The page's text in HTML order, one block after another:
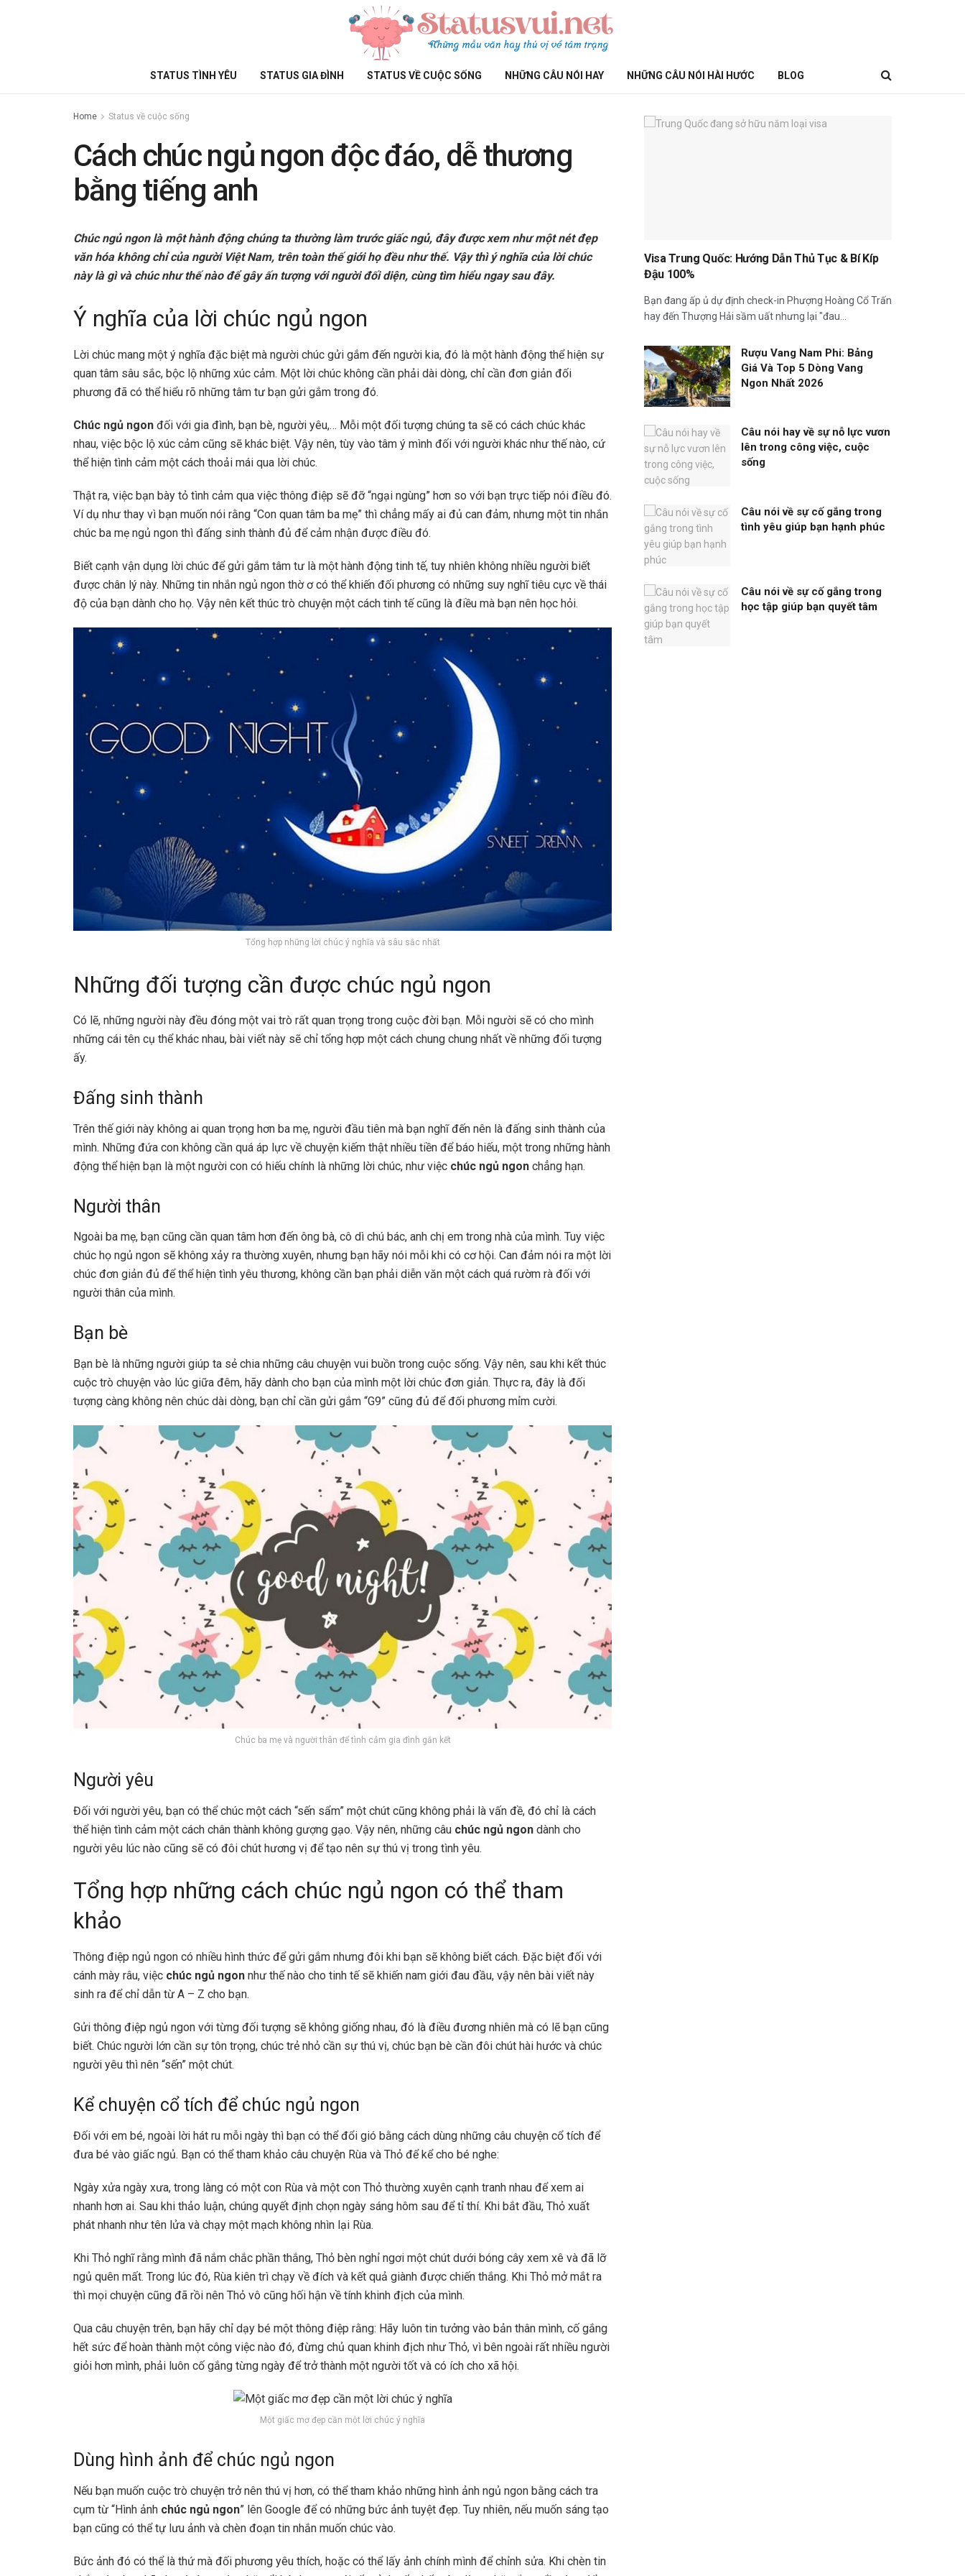
STATUS TÌNH YÊU STATUS GIA ĐÌNH STATUS VỀ CUỘC SỐNG NHỮNG CÂU NÓI HAY NHỮNG CÂU NÓI HÀI HƯỚC BLOG
Home Status về cuộc sống
Cách chúc ngủ ngon độc đáo, dễ thương
bằng tiếng anh
Chúc ngủ ngon là một hành động chúng ta thường làm trước giấc ngủ, đây được xem như một nét đẹp
văn hóa không chỉ của người Việt Nam, trên toàn thế giới họ đều như thế. Vậy thì ý nghĩa của lời chúc
này là gì và chúc như thế nào để gây ấn tượng với người đối diện, cùng tìm hiểu ngay sau đây.
Ý nghĩa của lời chúc ngủ ngon
Lời chúc mang một ý nghĩa đặc biệt mà người chúc gửi gắm đến người kia, đó là một hành động thể hiện sự
quan tâm sâu sắc, bộc lộ những xúc cảm. Một lời chúc không cần phải dài dòng, chỉ cần đơn giản đối
phương đã có thể hiểu rõ những tâm tư bạn gửi gắm trong đó.
Chúc ngủ ngon đối với gia đình, bạn bè, người yêu,… Mỗi một đối tượng chúng ta sẽ có cách chúc khác
nhau, việc bộc lộ xúc cảm cũng sẽ khác biệt. Vậy nên, tùy vào tâm ý mình đối với người khác như thế nào, cứ
thể hiện tình cảm một cách thoải mái qua lời chúc.
Thật ra, việc bạn bày tỏ tình cảm qua việc thông điệp sẽ đỡ “ngại ngùng” hơn so với bạn trực tiếp nói điều đó.
Ví dụ như thay vì bạn muốn nói rằng “Con quan tâm ba mẹ” thì chẳng mấy ai đủ can đảm, nhưng một tin nhắn
chúc ba mẹ ngủ ngon thì đấng sinh thành đủ để cảm nhận được điều đó.
Biết cạnh vận dụng lời chúc để gửi gắm tâm tư là một hành động tinh tế, tuy nhiên không nhiều người biết
được chân lý này. Những tin nhắn ngủ ngon thờ ơ có thể khiến đối phương có những suy nghĩ tiêu cực về thái
độ của bạn dành cho họ. Vậy nên kết thúc trò chuyện một cách tinh tế cũng là điều mà bạn nên học hỏi.
Tổng hợp những lời chúc ý nghĩa và sâu sắc nhất
Những đối tượng cần được chúc ngủ ngon
Có lẽ, những người này đều đóng một vai trò rất quan trọng trong cuộc đời bạn. Mỗi người sẽ có cho mình
những cái tên cụ thể khác nhau, bài viết này sẽ chỉ tổng hợp một cách chung chung nhất về những đối tượng
ấy.
Đấng sinh thành
Trên thế giới này không ai quan trọng hơn ba mẹ, người đầu tiên mà bạn nghĩ đến nên là đấng sinh thành của
mình. Những đứa con không cần quá áp lực về chuyện kiếm thật nhiều tiền để báo hiếu, một trong những hành
động thể hiện bạn là một người con có hiếu chính là những lời chúc, như việc chúc ngủ ngon chẳng hạn.
Người thân
Ngoài ba mẹ, bạn cũng cần quan tâm hơn đến ông bà, cô dì chú bác, anh chị em trong nhà của mình. Tuy việc
chúc họ ngủ ngon sẽ không xảy ra thường xuyên, nhưng bạn hãy nói mỗi khi có cơ hội. Can đảm nói ra một lời
chúc đơn giản đủ để thể hiện tình yêu thương, không cần bạn phải diễn văn một cách quá rườm rà đối với
người thân của mình.
Bạn bè
Bạn bè là những người giúp ta sẻ chia những câu chuyện vui buồn trong cuộc sống. Vậy nên, sau khi kết thúc
cuộc trò chuyện vào lúc giữa đêm, hãy dành cho bạn của mình một lời chúc đơn giản. Thực ra, đây là đối
tượng càng không nên chúc dài dòng, bạn chỉ cần gửi gắm “G9” cũng đủ để đối phương mỉm cười.
Chúc ba mẹ và người thân để tình cảm gia đình gắn kết
Người yêu
Đối với người yêu, bạn có thể chúc một cách “sến sẩm” một chút cũng không phải là vấn đề, đó chỉ là cách
thể hiện tình cảm một cách chân thành không gượng gạo. Vậy nên, những câu chúc ngủ ngon dành cho
người yêu lúc nào cũng sẽ có đôi chút hương vị để tạo nên sự thú vị trong tình yêu.
Tổng hợp những cách chúc ngủ ngon có thể tham
khảo
Thông điệp ngủ ngon có nhiều hình thức để gửi gắm nhưng đôi khi bạn sẽ không biết cách. Đặc biệt đối với
cánh mày râu, việc chúc ngủ ngon như thế nào cho tinh tế sẽ khiến nam giới đau đầu, vậy nên bài viết này
sinh ra để chỉ dẫn từ A – Z cho bạn.
Gửi thông điệp ngủ ngon với từng đối tượng sẽ không giống nhau, đó là điều đương nhiên mà có lẽ bạn cũng
biết. Chúc người lớn cần sự tôn trọng, chúc trẻ nhỏ cần sự thú vị, chúc bạn bè cần đôi chút hài hước và chúc
người yêu thì nên “sến” một chút.
Kể chuyện cổ tích để chúc ngủ ngon
Đối với em bé, ngoài lời hát ru mỗi ngày thì bạn có thể đổi gió bằng cách dùng những câu chuyện cổ tích để
đưa bé vào giấc ngủ. Bạn có thể tham khảo câu chuyện Rùa và Thỏ để kể cho bé nghe:
Ngày xửa ngày xưa, trong làng có một con Rùa và một con Thỏ thường xuyên cạnh tranh nhau để xem ai
nhanh hơn ai. Sau khi thảo luận, chúng quyết định chọn ngày sáng hôm sau để tỉ thí. Khi bắt đầu, Thỏ xuất
phát nhanh như tên lửa và chạy một mạch không nhìn lại Rùa.
Khi Thỏ nghĩ rằng mình đã nắm chắc phần thắng, Thỏ bèn nghỉ ngơi một chút dưới bóng cây xem xê và đã lỡ
ngủ quên mất. Trong lúc đó, Rùa kiên trì chạy về đích và kết quả giành được chiến thắng. Khi Thỏ mở mắt ra
thì mọi chuyện cũng đã rồi nên Thỏ vô cũng hối hận về tính khinh địch của mình.
Qua câu chuyện trên, bạn hãy chỉ dạy bé một thông điệp rằng: Hãy luôn tin tưởng vào bản thân mình, cố gắng
hết sức để hoàn thành một công việc nào đó, đừng chủ quan khinh địch như Thỏ, vì bên ngoài rất nhiều người
giỏi hơn mình, phải luôn cố gắng từng ngày để trở thành một người tốt và có ích cho xã hội.
Một giấc mơ đẹp cần một lời chúc ý nghĩa
Dùng hình ảnh để chúc ngủ ngon
Nếu bạn muốn cuộc trò chuyện trở nên thú vị hơn, có thể tham khảo những hình ảnh ngủ ngon bằng cách tra
cụm từ “Hình ảnh chúc ngủ ngon” lên Google để có những bức ảnh tuyệt đẹp. Tuy nhiên, nếu muốn sáng tạo
bạn cũng có thể tự lưu ảnh và chèn đoạn tin nhắn muốn chúc vào.
Bức ảnh đó có thể là thứ mà đối phương yêu thích, hoặc có thể lấy ảnh chính mình để chỉnh sửa. Khi chèn tin
Visa Trung Quốc: Hướng Dẫn Thủ Tục & Bí Kíp
Đậu 100%
Bạn đang ấp ủ dự định check-in Phượng Hoàng Cổ Trấn
hay đến Thượng Hải sầm uất nhưng lại "đau...
Rượu Vang Nam Phi: Bảng
Giá Và Top 5 Dòng Vang
Ngon Nhất 2026
Câu nói hay về sự nỗ lực vươn
lên trong công việc, cuộc
sống
Câu nói về sự cố gắng trong
tình yêu giúp bạn hạnh phúc
Câu nói về sự cố gắng trong
học tập giúp bạn quyết tâm